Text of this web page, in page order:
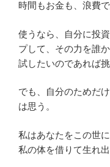
時間もお金も、浪費
使うなら、自分に投
プして、その力を誰
試したいのであれば
でも、自分のためだ
は思う。
私はあなたをこの世
私の体を借りて生れ